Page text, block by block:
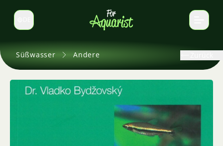
Sprache wechseln
Süßwasser Andere